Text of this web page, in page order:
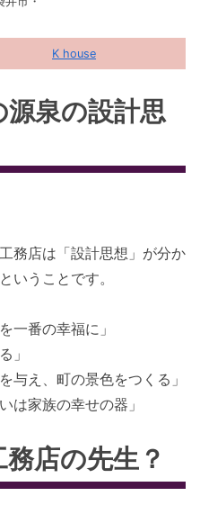
K house
泉の設計思
務店は「設計思想」が分か
いうことです。
一番の幸福に」
」
え、町の景色をつくる」
家族の幸せの器」
店の先生？